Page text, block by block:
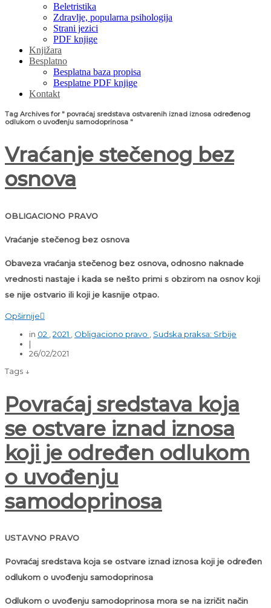
Beletristika
Zdravlje, popularna psihologija
Strani jezici
PDF knjige
Knjižara
Besplatno
Besplatna baza propisa
Besplatne PDF knjige
Kontakt
Tag Archives for " povraćaj sredstava ostvarenih iznad iznosa određenog
odlukom o uvođenju samodoprinosa "
Vraćanje stečenog bez
osnova
OBLIGACIONO PRAVO
Vraćanje stečenog bez osnova
Obaveza vraćanja stečenog bez osnova, odnosno naknade
vrednosti nastaje i kada se nešto primi s obzirom na osnov koji
se nije ostvario ili koji je kasnije otpao.
Opširnije
in 02 2021 Obligaciono pravo
Sudska praksa: Srbije
|
26/02/2021
Tags ↓
Povraćaj sredstava koja
se ostvare iznad iznosa
koji je određen odlukom
o uvođenju
samodoprinosa
USTAVNO PRAVO
Povraćaj sredstava koja se ostvare iznad iznosa koji je određen
odlukom o uvođenju samodoprinosa
Odlukom o uvođenju samodoprinosa mora se na izričit način